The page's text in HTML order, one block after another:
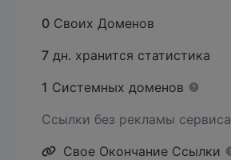
0 Своих Доменов
7 дн. хранится статистика
1 Системных доменов
Ссылки без рекламы сервиса
Свое Окончание Ссылки